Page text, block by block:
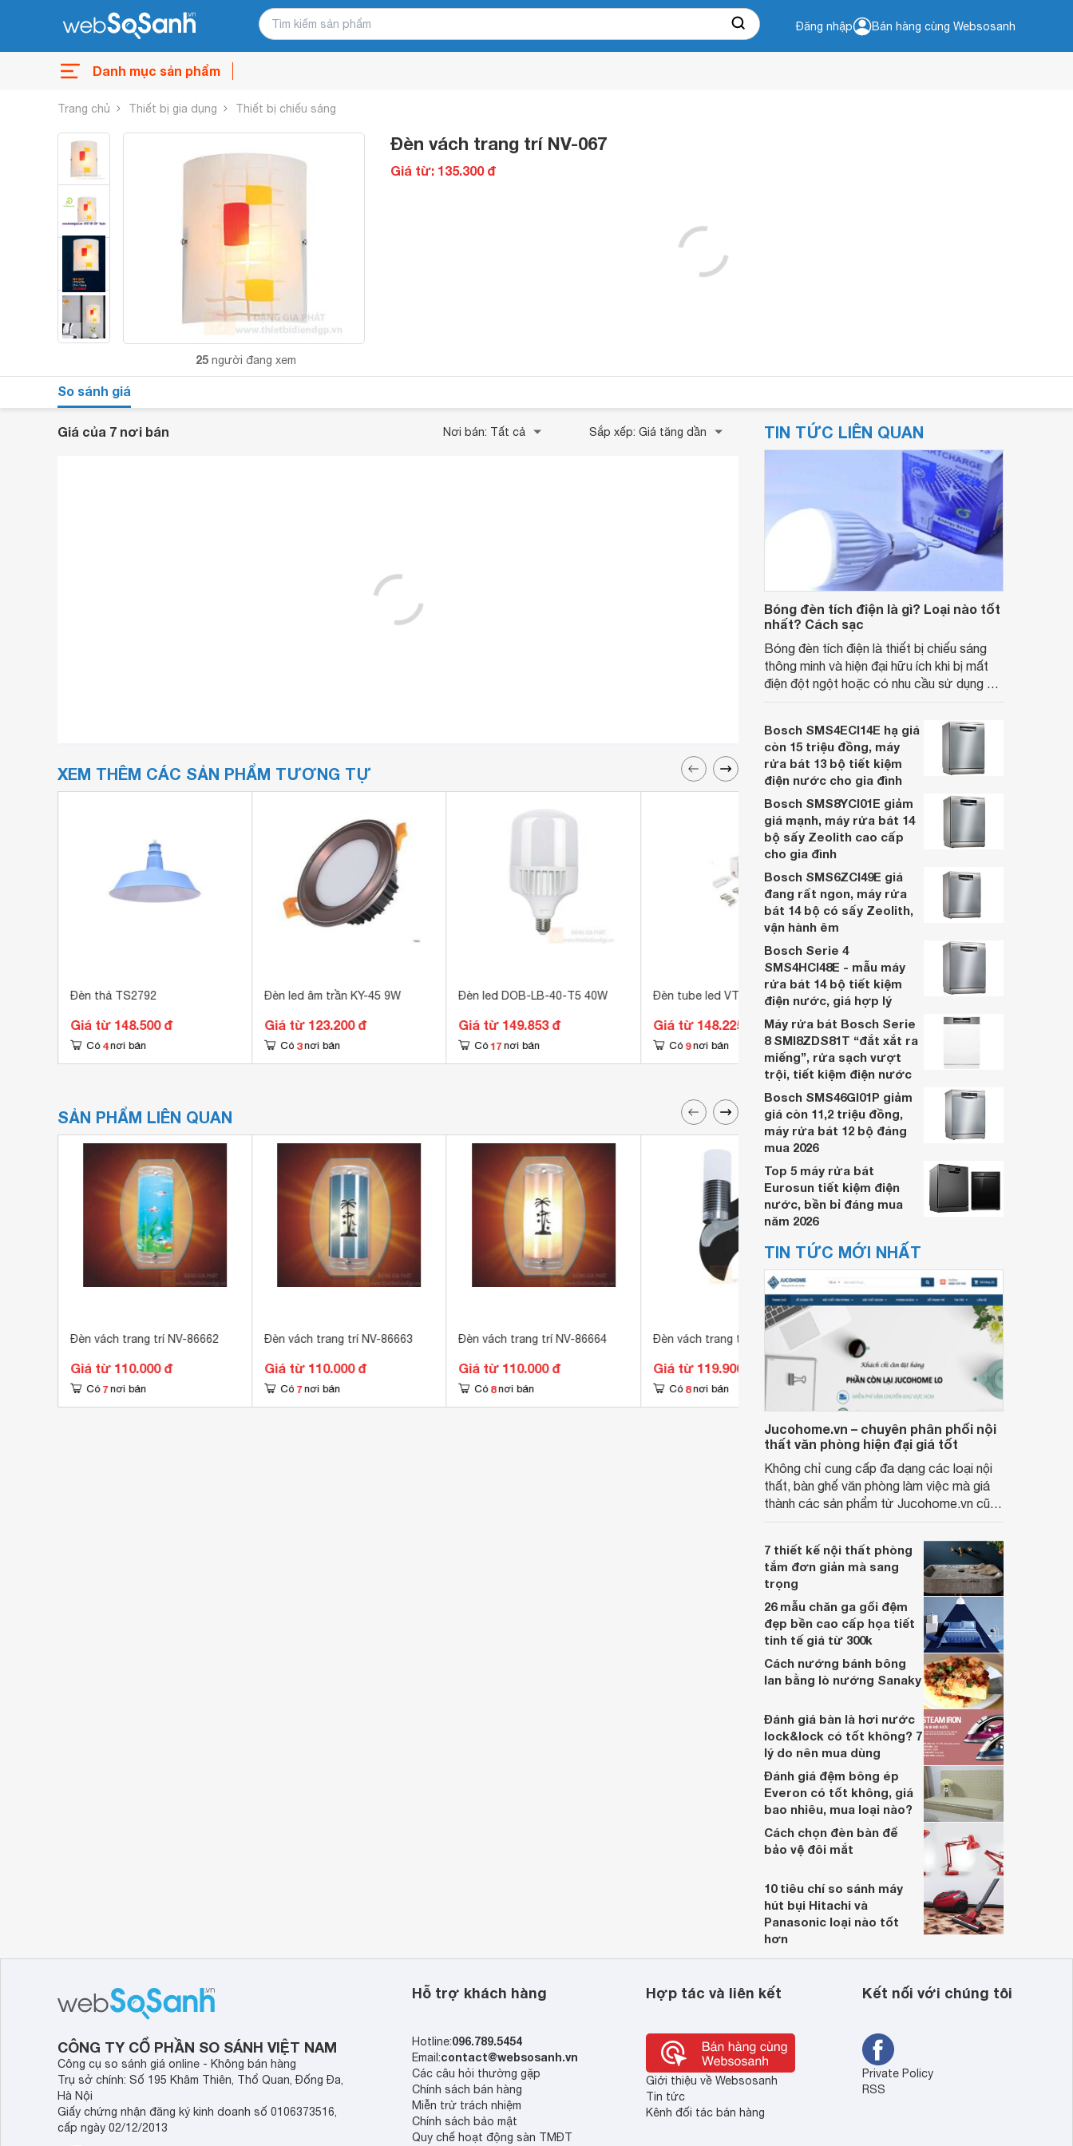
Đăng nhập Bán hàng cùng Websosanh
Danh mục sản phẩm
Trang chủ Thiết bị gia dụng Thiết bị chiếu sáng
25 người đang xem
Đèn vách trang trí NV-067
Giá từ: 135.300 đ
So sánh giá
Giá của 7 nơi bán Nơi bán: Tất cả Sắp xếp: Giá tăng dần
XEM THÊM CÁC SẢN PHẨM TƯƠNG TỰ
Đèn thả TS2792
Giá từ 148.500 đ
Có 4 nơi bán
Đèn led âm trần KY-45 9W
Giá từ 123.200 đ
Có 3 nơi bán
Đèn led DOB-LB-40-T5 40W
Giá từ 149.853 đ
Có 17 nơi bán
Đèn tube led VT5-16SS-120
Giá từ 148.225 đ
Có 9 nơi bán
Đèn led âm trần EC-DL-7SS-
T118-DM 7W
Giá từ 126.720 đ
Có 10 nơi bán
SẢN PHẨM LIÊN QUAN
Đèn vách trang trí NV-86662
Giá từ 110.000 đ
Có 7 nơi bán
Đèn vách trang trí NV-86663
Giá từ 110.000 đ
Có 7 nơi bán
Đèn vách trang trí NV-86664
Giá từ 110.000 đ
Có 8 nơi bán
Đèn vách trang trí NV-524
Giá từ 119.900 đ
Có 8 nơi bán
Đèn vách trang trí NV 8802A
Giá từ 902.000 đ
nơi bán
TIN TỨC LIÊN QUAN
Bóng đèn tích điện là gì? Loại nào tốt
nhất? Cách sạc
Bóng đèn tích điện là thiết bị chiếu sáng
thông minh và hiện đại hữu ích khi bị mất
điện đột ngột hoặc có nhu cầu sử dụng đi
gì? Loại nào tốt nhất và cách sạc bóng
đèn tích điện qua bài viết sau.
Bosch SMS4ECI14E hạ giá
còn 15 triệu đồng, máy
rửa bát 13 bộ tiết kiệm
điện nước cho gia đình
Bosch SMS8YCI01E giảm
giá mạnh, máy rửa bát 14
bộ sấy Zeolith cao cấp
cho gia đình
Bosch SMS6ZCI49E giá
đang rất ngon, máy rửa
bát 14 bộ có sấy Zeolith,
vận hành êm
Bosch Serie 4
SMS4HCI48E - mẫu máy
rửa bát 14 bộ tiết kiệm
điện nước, giá hợp lý
Máy rửa bát Bosch Serie
8 SMI8ZDS81T “đắt xắt ra
miếng”, rửa sạch vượt
trội, tiết kiệm điện nước
Bosch SMS46GI01P giảm
giá còn 11,2 triệu đồng,
máy rửa bát 12 bộ đáng
mua 2026
Top 5 máy rửa bát
Eurosun tiết kiệm điện
nước, bền bỉ đáng mua
năm 2026
TIN TỨC MỚI NHẤT
Jucohome.vn – chuyên phân phối nội
thất văn phòng hiện đại giá tốt
Không chỉ cung cấp đa dạng các loại nội
thất, bàn ghế văn phòng làm việc mà giá
thành các sản phẩm từ Jucohome.vn cũng
7 thiết kế nội thất phòng
tắm đơn giản mà sang
trọng
26 mẫu chăn ga gối đệm
đẹp bền cao cấp họa tiết
tinh tế giá từ 300k
Cách nướng bánh bông
lan bằng lò nướng Sanaky
Đánh giá bàn là hơi nước
lock&lock có tốt không? 7
lý do nên mua dùng
Đánh giá đệm bông ép
Everon có tốt không, giá
bao nhiêu, mua loại nào?
Cách chọn đèn bàn để
bảo vệ đôi mắt
10 tiêu chí so sánh máy
hút bụi Hitachi và
Panasonic loại nào tốt
hơn
CÔNG TY CỔ PHẦN SO SÁNH VIỆT NAM
Công cụ so sánh giá online - Không bán hàng
Trụ sở chính: Số 195 Khâm Thiên, Thổ Quan, Đống Đa,
Hà Nội
Giấy chứng nhận đăng ký kinh doanh số 0106373516,
cấp ngày 02/12/2013
Hỗ trợ khách hàng
Hotline:096.789.5454
Email:contact@websosanh.vn
Các câu hỏi thường gặp
Chính sách bán hàng
Miễn trừ trách nhiệm
Chính sách bảo mật
Quy chế hoạt động sàn TMĐT
Hợp tác và liên kết
Giới thiệu về Websosanh
Tin tức
Kênh đối tác bán hàng
Kết nối với chúng tôi
Private Policy
RSS